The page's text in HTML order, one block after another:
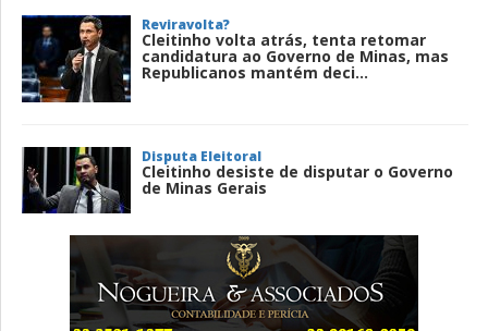
Reviravolta?
Cleitinho volta atrás, tenta retomar
candidatura ao Governo de Minas, mas
Republicanos mantém deci...
Disputa Eleitoral
Cleitinho desiste de disputar o Governo
de Minas Gerais
Entenda
Pix Pensão Alimentícia: entenda o que é
e como solicitar